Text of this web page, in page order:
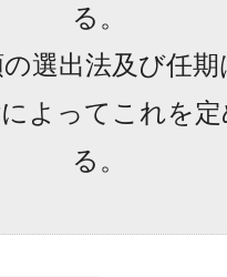
る。
選出法及び任期
よってこれを定
る。